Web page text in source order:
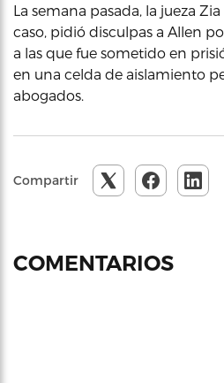
La semana pasada, la jueza
caso, pidió disculpas a Allen
a las que fue sometido en
en una celda de aislamiento
abogados.
Compartir
COMENTARIOS